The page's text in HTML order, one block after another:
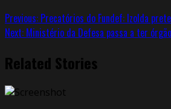
Previous: Precatórios do Fundef: Izolda
Next: Ministério da Defesa passa a ter
Related Stories